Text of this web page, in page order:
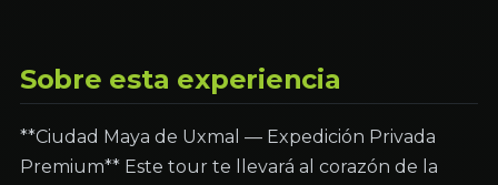
Sobre esta experiencia
**Ciudad Maya de Uxmal — Expedición Privada
Premium** Este tour te llevará al corazón de la